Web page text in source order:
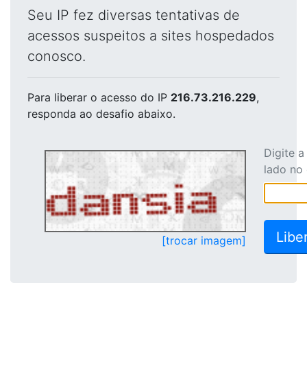
Seu IP fez diversas tentativas de
acessos suspeitos a sites hospedados
conosco.
Para liberar o acesso do IP 216.73.216.229,
responda ao desafio abaixo.
[trocar imagem]
Digite
lado no